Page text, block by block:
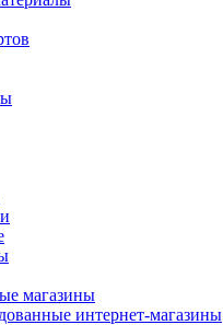
магазины
интернет-магазины